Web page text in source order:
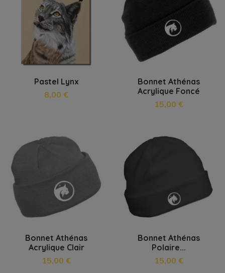
Pastel Lynx
8,00 €
Bonnet Athénas
Acrylique Foncé
15,00 €
Bonnet Athénas
Acrylique Clair
15,00 €
Bonnet Athénas
Polaire...
15,00 €